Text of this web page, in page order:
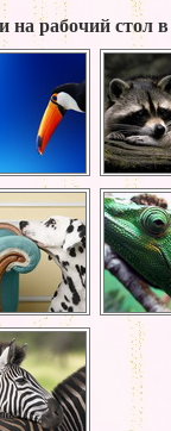
на рабочий стол